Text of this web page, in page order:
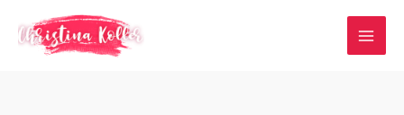
contenido